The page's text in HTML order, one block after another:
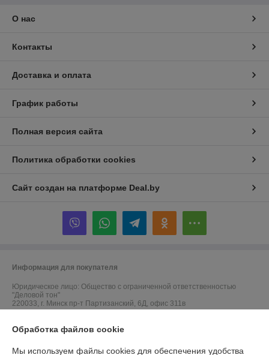
О нас
Контакты
Доставка и оплата
График работы
Полная версия сайта
Политика обработки cookies
Сайт создан на платформе Deal.by
Информация для покупателя
Юридическое лицо: Общество с ограниченной ответственностью
"Деловой тон"
220033, г. Минск пр-т Партизанский, 6Д, офис 311в
Обработка файлов cookie
Мы используем файлы cookies для обеспечения удобства